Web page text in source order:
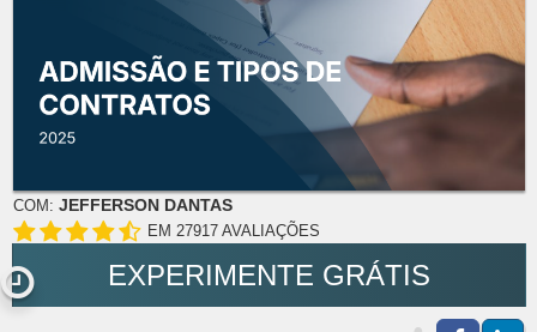
COM: JEFFERSON DANTAS
EM 27917 AVALIAÇÕES
EXPERIMENTE GRÁTIS